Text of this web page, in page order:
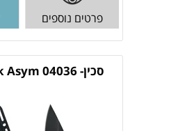
פרטים נוספים
סכין- Takumitak Asym 04036